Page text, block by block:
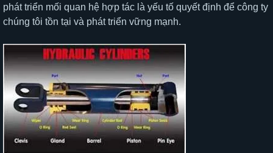
phát triển mối quan hệ hợp tác là yếu tố quyết định để công ty
chúng tôi tồn tại và phát triển vững mạnh.